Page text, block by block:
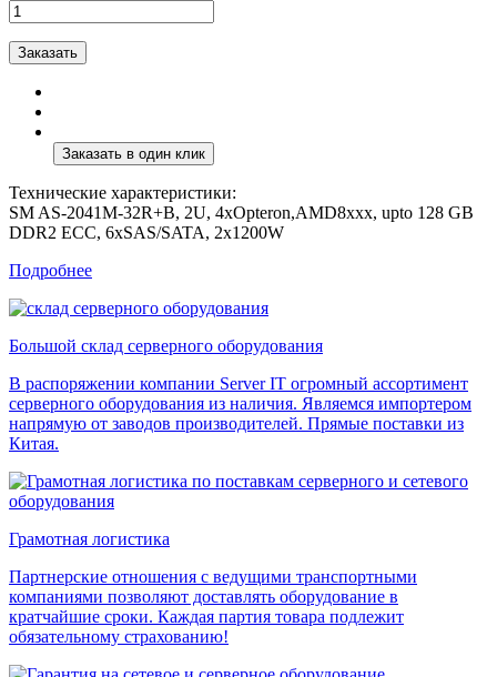
Заказать
Технические характеристики:
SM AS-2041M-32R+B, 2U, 4xOpteron,AMD8xxx, upto 128 GB
DDR2 ECC, 6xSAS/SATA, 2x1200W
Подробнее
Большой склад серверного оборудования
В распоряжении компании Server IT огромный ассортимент
серверного оборудования из наличия. Являемся импортером
напрямую от заводов производителей. Прямые поставки из
Китая.
Грамотная логистика
Партнерские отношения с ведущими транспортными
компаниями позволяют доставлять оборудование в
кратчайшие сроки. Каждая партия товара подлежит
обязательному страхованию!